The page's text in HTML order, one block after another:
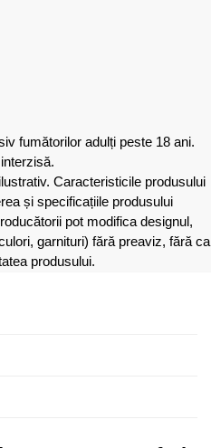
fumătorilor adulți peste 18 ani.
Caracteristicile produsului
și specificațiile produsului
pot modifica designul,
garnituri) fără preaviz, fără ca
produsului.